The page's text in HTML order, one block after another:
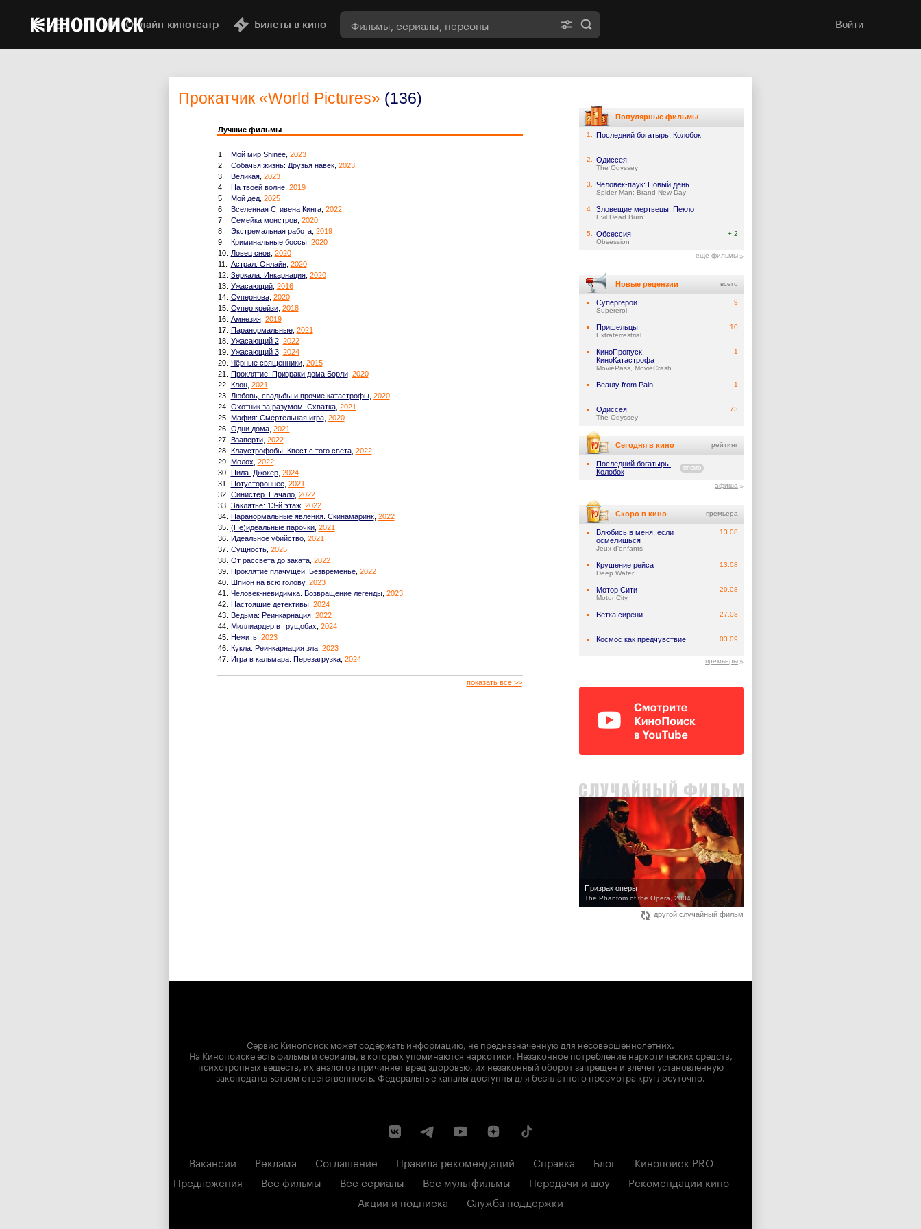
Онлайн-кинотеатр Билеты в кино Войти
Прокатчик «World Pictures» (136)
Лучшие фильмы
1. Мой мир Shinee, 2023
2.
Собачья жизнь: Друзья навек, 2023
3.
Великая, 2023
4.
На твоей волне, 2019
5.
Мой дед, 2025
6.
Вселенная Стивена Кинга, 2022
7.
Семейка монстров, 2020
8.
Экстремальная работа, 2019
9.
Криминальные боссы, 2020
10.
Ловец снов, 2020
11.
Астрал. Онлайн, 2020
12. Зеркала: Инкарнация, 2020
13. Ужасающий, 2016
14. Супернова, 2020
15. Супер крейзи, 2018
16. Амнезия, 2019
17. Паранормальные, 2021
18. Ужасающий 2, 2022
19. Ужасающий 3, 2024
20. Чёрные священники, 2015
21.
Проклятие: Призраки дома Борли, 2020
22. Клон, 2021
23.
Любовь, свадьбы и прочие катастрофы, 2020
24. Охотник за разумом. Схватка, 2021
25. Мафия: Смертельная игра, 2020
26. Одни дома, 2021
27. Взаперти, 2022
28. Клаустрофобы: Квест с того света, 2022
29. Молох 2022
30. Пила. Джокер, 2024
31.
Потустороннее, 2021
32. Синистер. Начало, 2022
33. Заклятье: 13-й этаж, 2022
34. Паранормальные явления. Скинамаринк, 2022
35. (Не)идеальные парочки, 2021
36. Идеальное убийство, 2021
37. Сущность, 2025
38. От рассвета до заката, 2022
39. Проклятие плачущей: Безвременье, 2022
40. Шпион на всю голову, 2023
41.
Человек-невидимка. Возвращение легенды, 2023
42. Настоящие детективы, 2024
43. Ведьма: Реинкарнация, 2022
44. Миллиардер в трущобах 2024
45. Нежить, 2023
46. Кукла. Реинкарнация зла, 2023
47. Игра в кальмара: Перезагрузка, 2024
показать все >>
Популярные фильмы
1. Последний богатырь. Колобок
2. Одиссея
The Odyssey
3. Человек-паук: Новый день
Spider-Man: Brand New Day
4. Зловещие мертвецы: Пекло
Evil Dead Burn
5. Обсессия
Obsession
+ 2
еще фильмы
Новые рецензии всего
Супергерои
Supereroi
9
Пришельцы
Extraterrestrial
10
КиноПропуск,
КиноКатастрофа
MoviePass, MovieCrash
1
Beauty from Pain 1
Одиссея
The Odyssey
73
Сегодня в кино рейтинг
Последний богатырь.
Колобок
ПРОМО
афиша
Скоро в кино премьера
Влюбись в меня, если
осмелишься
Jeux d'enfants
13.08
Крушение рейса
Deep Water
13.08
Мотор Сити
Motor City
20.08
Ветка сирени 27.08
Космос как предчувствие 03.09
премьеры
Призрак оперы
The Phantom of the Opera, 2004
другой случайный фильм
Сервис Кинопоиск может содержать информацию, не предназначенную для несовершеннолетних.
На Кинопоиске есть фильмы и сериалы, в которых упоминаются наркотики. Незаконное потребление наркотических средств,
психотропных веществ, их аналогов причиняет вред здоровью, их незаконный оборот запрещён и влечёт установленную
законодательством ответственность. Федеральные каналы доступны для бесплатного просмотра круглосуточно.
Вакансии Реклама Соглашение Правила рекомендаций Справка Блог
Кинопоиск PRO
Предложения
Все фильмы Все сериалы Все мультфильмы Передачи и шоу
Рекомендации кино
Акции и подписка
Служба поддержки